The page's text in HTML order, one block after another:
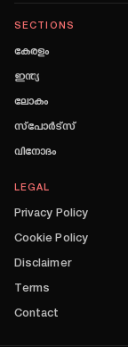
SECTIONS
കേരളം
ഇന്ത്യ
ലോകം
സ്പോർട്സ്
വിനോദം
LEGAL
Privacy Policy
Cookie Policy
Disclaimer
Terms
Contact